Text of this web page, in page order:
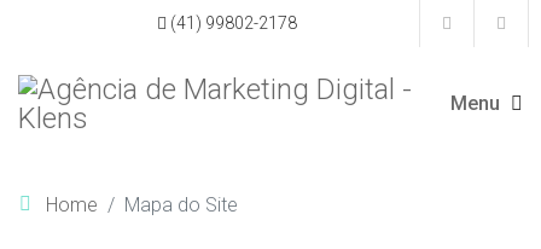
(41) 99802-2178
Home Mapa do Site